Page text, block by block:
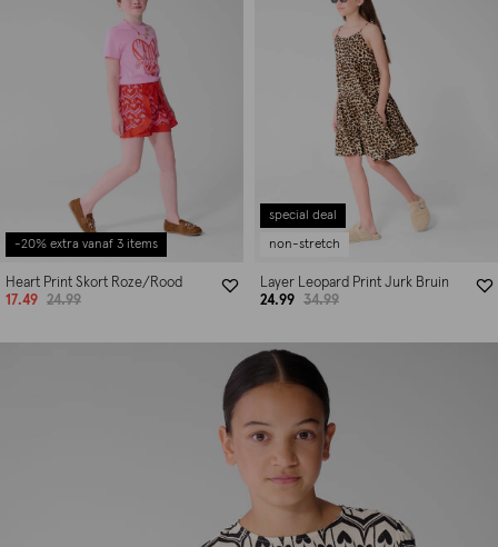
-20% extra vanaf 3 items
Heart Print Skort Roze/Rood
17.49
24.99
special deal
non-stretch
Layer Leopard Print Jurk Bruin
24.99
34.99